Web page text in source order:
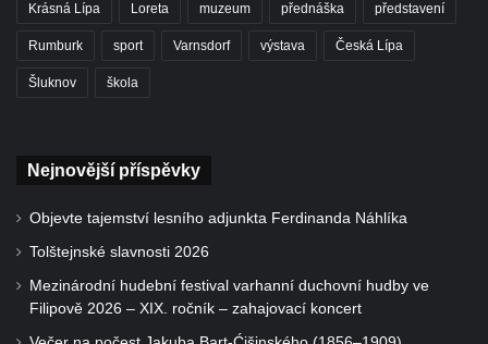
Krásná Lípa Loreta muzeum přednáška představení
Rumburk sport Varnsdorf výstava Česká Lípa
Šluknov škola
Nejnovější příspěvky
Objevte tajemství lesního adjunkta Ferdinanda Náhlíka
Tolštejnské slavnosti 2026
Mezinárodní hudební festival varhanní duchovní hudby ve
Filipově 2026 – XIX. ročník – zahajovací koncert